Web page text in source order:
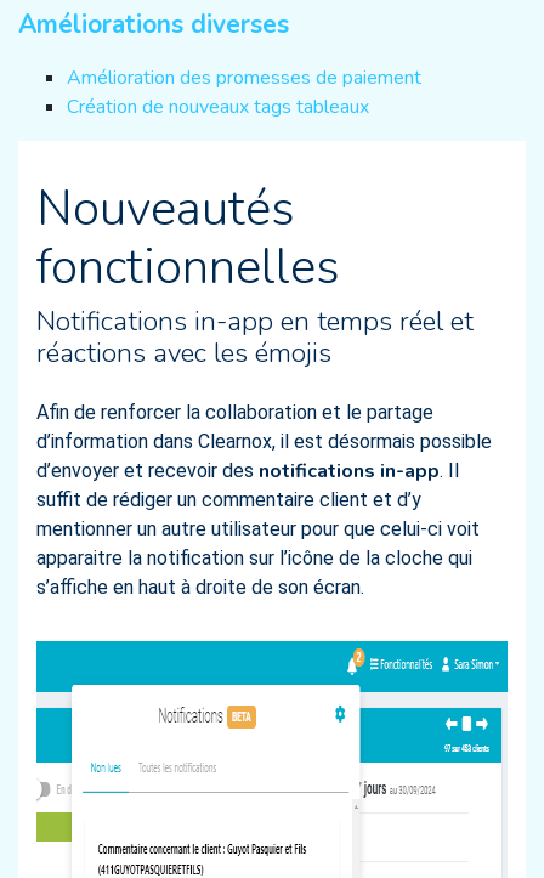
Améliorations diverses
Amélioration des promesses de paiement
Création de nouveaux tags tableaux
Nouveautés
fonctionnelles
Notifications in-app en temps réel et
réactions avec les émojis
Afin de renforcer la collaboration et le partage
d’information dans Clearnox, il est désormais possible
d’envoyer et recevoir des notifications in-app. Il
suffit de rédiger un commentaire client et d’y
mentionner un autre utilisateur pour que celui-ci voit
apparaitre la notification sur l’icône de la cloche qui
s’affiche en haut à droite de son écran.